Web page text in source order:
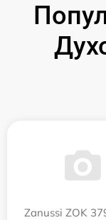
Zanussi ZOK